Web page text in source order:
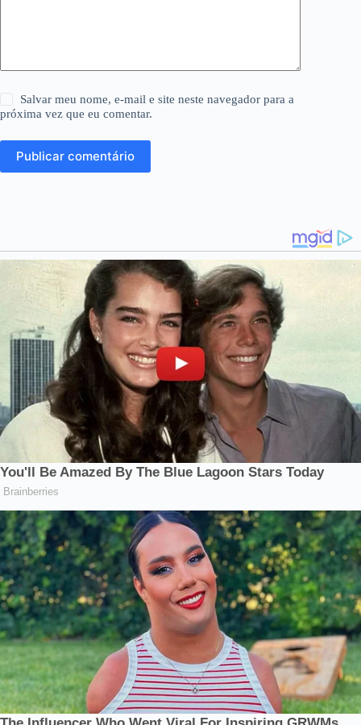
Salvar meu nome, e-mail e site neste navegador para a
próxima vez que eu comentar.
Publicar comentário